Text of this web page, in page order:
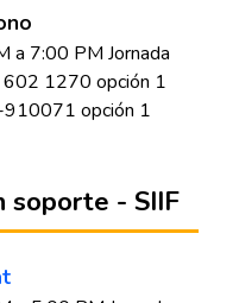
a 7:00 PM Jornada
602 1270 opción 1
opción 1
soporte - SIIF